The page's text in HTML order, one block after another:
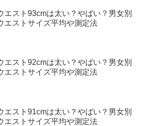
エスト93cmは太い？やばい？男女別
エストサイズ平均や測定法
エスト92cmは太い？やばい？男女別
エストサイズ平均や測定法
エスト91cmは太い？やばい？男女別
エストサイズ平均や測定法